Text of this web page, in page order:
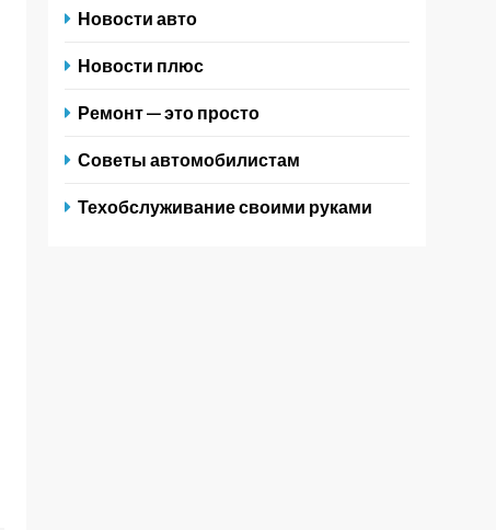
Новости авто
Новости плюс
Ремонт — это просто
Советы автомобилистам
Техобслуживание своими руками